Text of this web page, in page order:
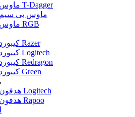
ماوس گیمینگ T-Dagger
ماوس بی سیم
ماوس گیمینگ RGB
کیبورد گیمینگ Razer
کیبورد گیمینگ Logitech
کیبورد گیمینگ Redragon
کیبورد گیمینگ Green
هدفون گیمینگ Logitech
هدفون گیمینگ Rapoo